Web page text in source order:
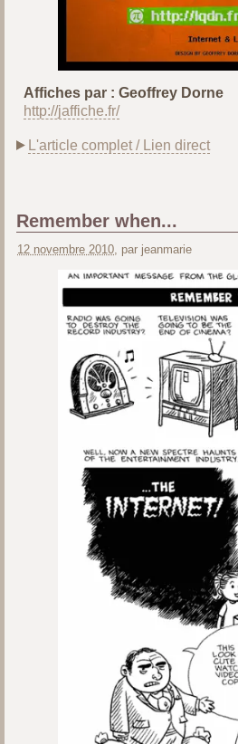
Affiches par : Geoffrey Dorne
http://jaffiche.fr/
L'article complet / Lien direct
Remember when...
12 novembre 2010, par jeanmarie